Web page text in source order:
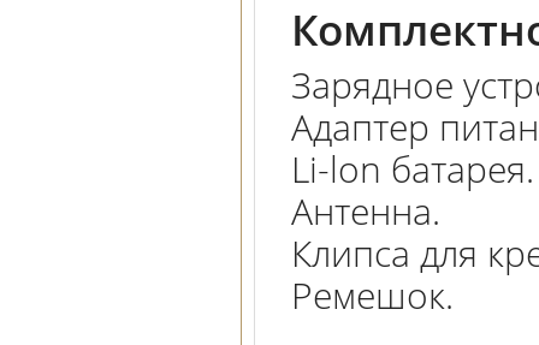
Зарядное
Адаптер
Li-lon батарея.
Антенна.
Клипса для
Ремешок.